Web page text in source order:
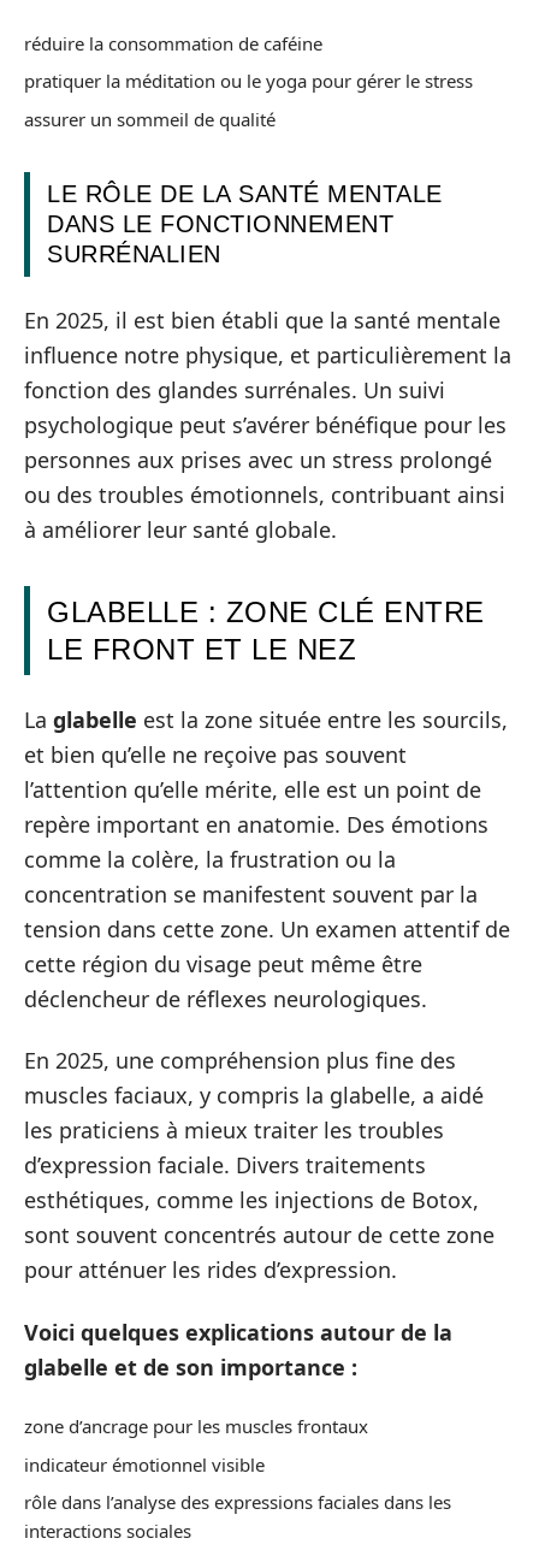
réduire la consommation de caféine
pratiquer la méditation ou le yoga pour gérer le stress
assurer un sommeil de qualité
LE RÔLE DE LA SANTÉ MENTALE
DANS LE FONCTIONNEMENT
SURRÉNALIEN
En 2025, il est bien établi que la santé mentale
influence notre physique, et particulièrement la
fonction des glandes surrénales. Un suivi
psychologique peut s’avérer bénéfique pour les
personnes aux prises avec un stress prolongé
ou des troubles émotionnels, contribuant ainsi
à améliorer leur santé globale.
GLABELLE : ZONE CLÉ ENTRE
LE FRONT ET LE NEZ
La glabelle est la zone située entre les sourcils,
et bien qu’elle ne reçoive pas souvent
l’attention qu’elle mérite, elle est un point de
repère important en anatomie. Des émotions
comme la colère, la frustration ou la
concentration se manifestent souvent par la
tension dans cette zone. Un examen attentif de
cette région du visage peut même être
déclencheur de réflexes neurologiques.
En 2025, une compréhension plus fine des
muscles faciaux, y compris la glabelle, a aidé
les praticiens à mieux traiter les troubles
d’expression faciale. Divers traitements
esthétiques, comme les injections de Botox,
sont souvent concentrés autour de cette zone
pour atténuer les rides d’expression.
Voici quelques explications autour de la
glabelle et de son importance :
zone d’ancrage pour les muscles frontaux
indicateur émotionnel visible
rôle dans l’analyse des expressions faciales dans les
interactions sociales